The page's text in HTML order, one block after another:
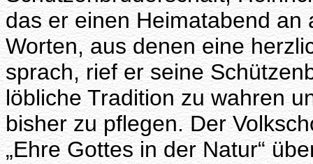
das er einen Heimatabend
Worten, aus denen eine
sprach, rief er seine
löbliche Tradition zu wahren
bisher zu pflegen. Der
„Ehre Gottes in der Natur“